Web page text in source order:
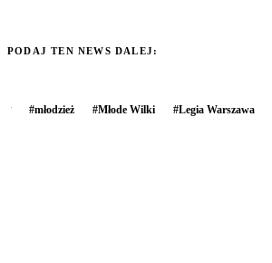
PODAJ TEN NEWS DALEJ:
#młodzież #Młode Wilki #Legia Warszawa